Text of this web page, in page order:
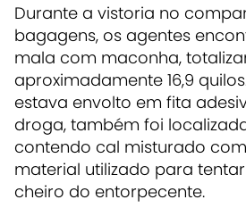
Durante a vistoria no
bagagens, os agentes
mala com maconha,
aproximadamente 16,9
estava envolto em fita
droga, também foi
contendo cal misturado
material utilizado para
cheiro do entorpecente.